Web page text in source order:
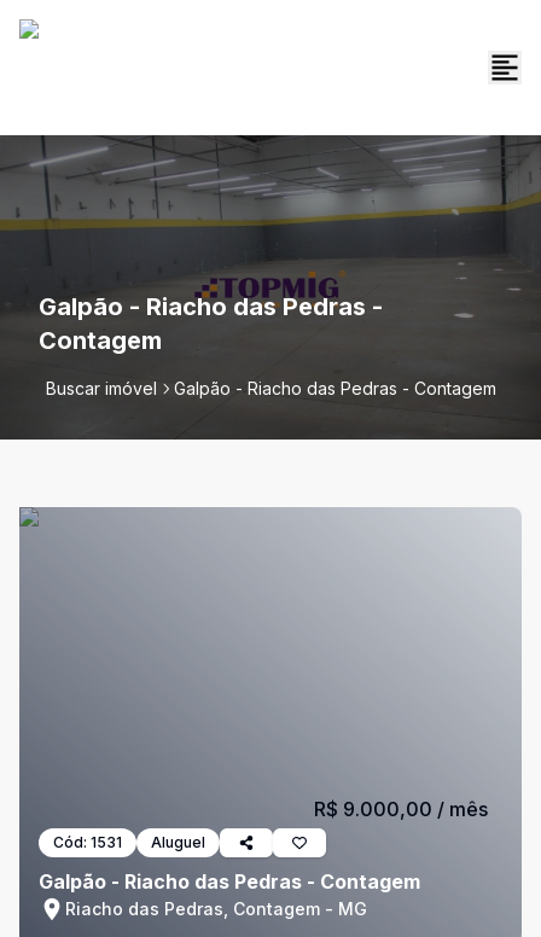
Galpão - Riacho das Pedras -
Contagem
Buscar imóvel Galpão - Riacho das Pedras - Contagem
Cód: 1531 Aluguel
Galpão - Riacho das Pedras - Contagem
Riacho das Pedras, Contagem - MG
R$ 9.000,00 / mês